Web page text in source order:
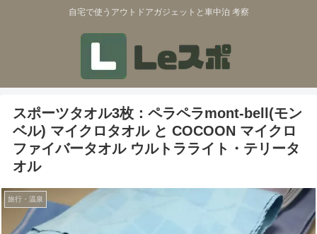
自宅で使うアウトドアガジェットと車中泊 考察
スポーツタオル3枚：ペラペラmont-bell(モン
ベル) マイクロタオル と COCOON マイクロ
ファイバータオル ウルトラライト・テリータ
オル
旅行・温泉